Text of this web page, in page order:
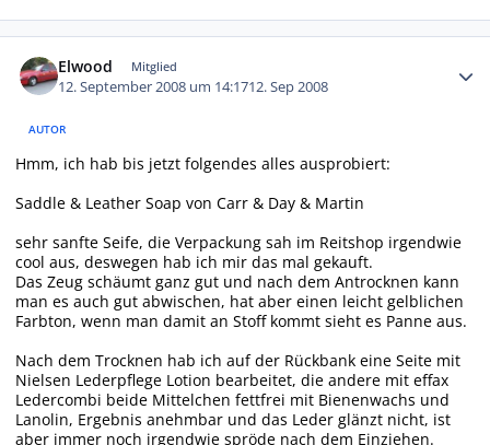
Elwood Mitglied
12. September 2008 um 14:1712. Sep 2008
AUTOR
Hmm, ich hab bis jetzt folgendes alles ausprobiert:
Saddle & Leather Soap von Carr & Day & Martin
sehr sanfte Seife, die Verpackung sah im Reitshop irgendwie
cool aus, deswegen hab ich mir das mal gekauft.
Das Zeug schäumt ganz gut und nach dem Antrocknen kann
man es auch gut abwischen, hat aber einen leicht gelblichen
Farbton, wenn man damit an Stoff kommt sieht es Panne aus.
Nach dem Trocknen hab ich auf der Rückbank eine Seite mit
Nielsen Lederpflege Lotion bearbeitet, die andere mit effax
Ledercombi beide Mittelchen fettfrei mit Bienenwachs und
Lanolin, Ergebnis anehmbar und das Leder glänzt nicht, ist
aber immer noch irgendwie spröde nach dem Einziehen.